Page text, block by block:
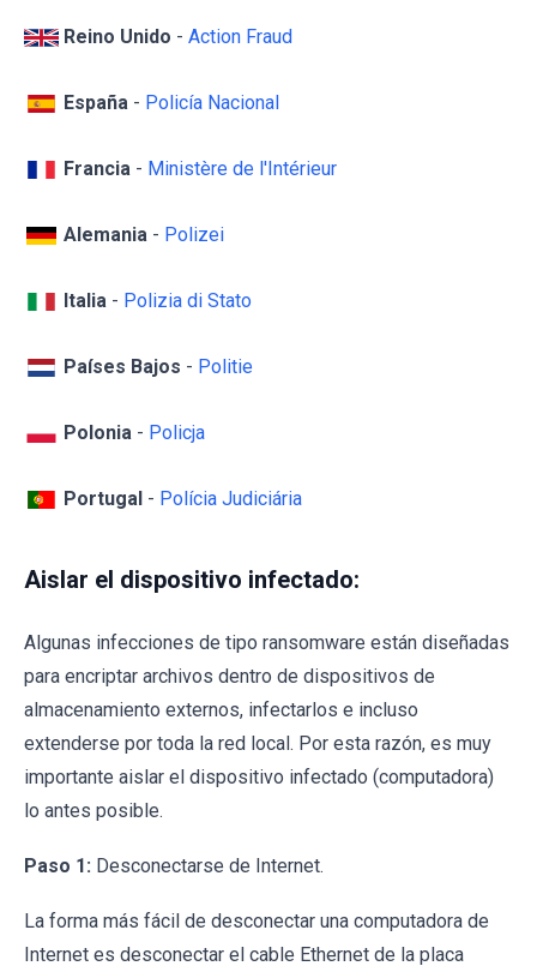
Reino Unido - Action Fraud
España - Policía Nacional
Francia - Ministère de l'Intérieur
Alemania - Polizei
Italia - Polizia di Stato
Países Bajos - Politie
Polonia - Policja
Portugal - Polícia Judiciária
Aislar el dispositivo infectado:
Algunas infecciones de tipo ransomware están diseñadas
para encriptar archivos dentro de dispositivos de
almacenamiento externos, infectarlos e incluso
extenderse por toda la red local. Por esta razón, es muy
importante aislar el dispositivo infectado (computadora)
lo antes posible.
Paso 1: Desconectarse de Internet.
La forma más fácil de desconectar una computadora de
Internet es desconectar el cable Ethernet de la placa